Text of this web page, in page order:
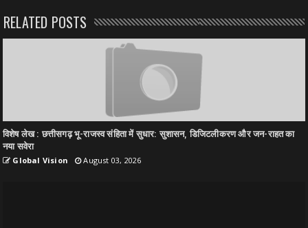
RELATED POSTS
विशेष लेख : छत्तीसगढ़ भू-राजस्व संहिता में सुधार: सुशासन, डिजिटलीकरण और जन-राहत का
नया सवेरा
Global Vision August 03, 2026